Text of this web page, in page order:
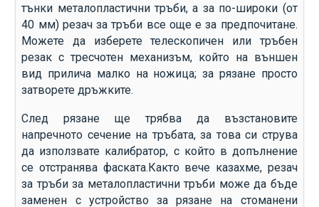
тънки металопластични тръби, а за по-широки (от
40 мм) резач за тръби все още е за предпочитане.
Можете да изберете телескопичен или тръбен
резак с тресчотен механизъм, който на външен
вид прилича малко на ножица; за рязане просто
затворете дръжките.
След рязане ще трябва да възстановите
напречното сечение на тръбата, за това си струва
да използвате калибратор, с който в допълнение
се отстранява фаската.Както вече казахме, резач
за тръби за металопластични тръби може да бъде
заменен с устройство за рязане на стоманени